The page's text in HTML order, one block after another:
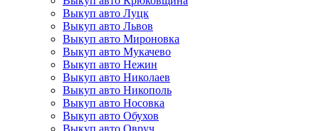
Выкуп авто Луцк
Выкуп авто Львов
Выкуп авто Мироновка
Выкуп авто Мукачево
Выкуп авто Нежин
Выкуп авто Николаев
Выкуп авто Никополь
Выкуп авто Носовка
Выкуп авто Обухов
Выкуп авто Овруч